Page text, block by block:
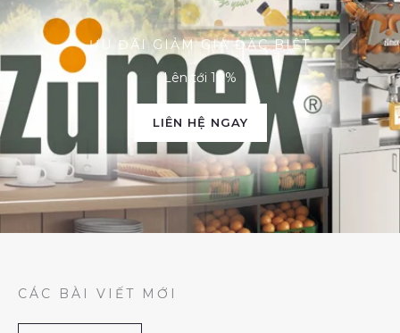
ƯU ĐÃI GIẢM GIÁ ĐẶC BIỆT
Lên tới 10%
LIÊN HỆ NGAY
CÁC BÀI VIẾT MỚI